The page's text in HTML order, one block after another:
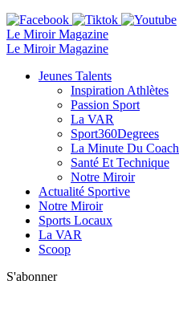
Le Miroir Magazine
Le Miroir Magazine
Jeunes Talents
Inspiration Athlètes
Passion Sport
La VAR
Sport360Degrees
La Minute Du Coach
Santé Et Technique
Notre Miroir
Actualité Sportive
Notre Miroir
Sports Locaux
La VAR
Scoop
S'abonner